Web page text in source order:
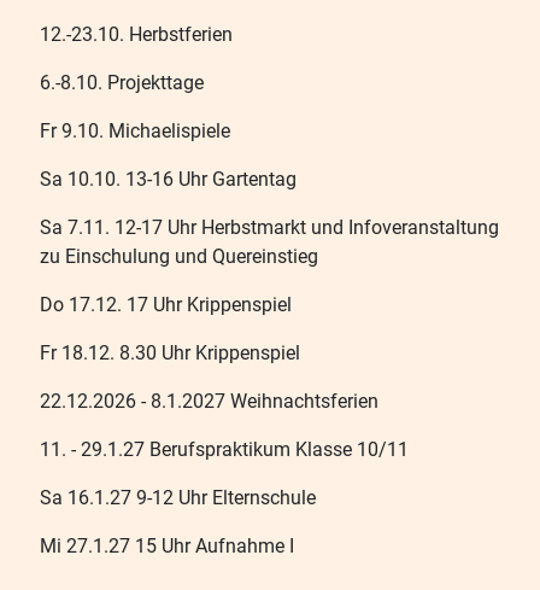
12.-23.10. Herbstferien
6.-8.10. Projekttage
Fr 9.10. Michaelispiele
Sa 10.10. 13-16 Uhr Gartentag
Sa 7.11. 12-17 Uhr Herbstmarkt und Infoveranstaltung
zu Einschulung und Quereinstieg
Do 17.12. 17 Uhr Krippenspiel
Fr 18.12. 8.30 Uhr Krippenspiel
22.12.2026 - 8.1.2027 Weihnachtsferien
11. - 29.1.27 Berufspraktikum Klasse 10/11
Sa 16.1.27 9-12 Uhr Elternschule
Mi 27.1.27 15 Uhr Aufnahme I